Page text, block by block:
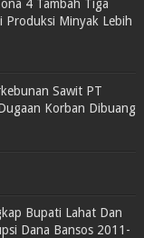
4 Tambah Tiga
Minyak Lebih
Sawit PT
Korban Dibuang
Bupati Lahat Dan
Dana Bansos 2011-